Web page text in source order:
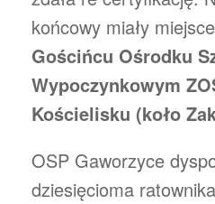
końcowy miały
Gościńcu Ośrodku
Wypoczynkowym
Kościelisku (koło
OSP Gaworzyce
dziesięcioma